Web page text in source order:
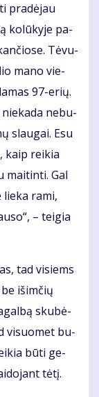
pra­dė­jau
ko­lū­ky­je pa­
Tė­vu­
ma­no vie­
97-erių.
nie­ka­da ne­bu­
slau­gai. Esu
kaip rei­kia
mai­tin­ti. Gal
ra­mi,
– tei­gia
tad vi­siems
iš­im­čių
sku­bė­
vi­suo­met bu­
bū­ti ge­
tė­tį.